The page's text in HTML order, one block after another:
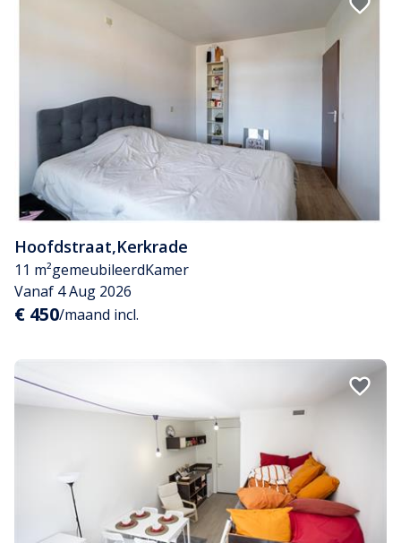
Hoofdstraat,Kerkrade
11 m²gemeubileerdKamer
Vanaf 4 Aug 2026
€ 450/maand incl.